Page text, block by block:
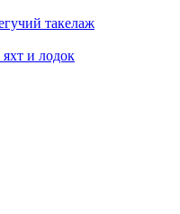
такелаж
и лодок